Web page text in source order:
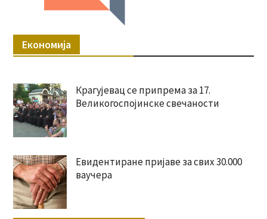
Економија
Крагујевац се припрема за 17.
Великогоспојинске свечаности
Евидентиране пријаве за свих 30.000
ваучера